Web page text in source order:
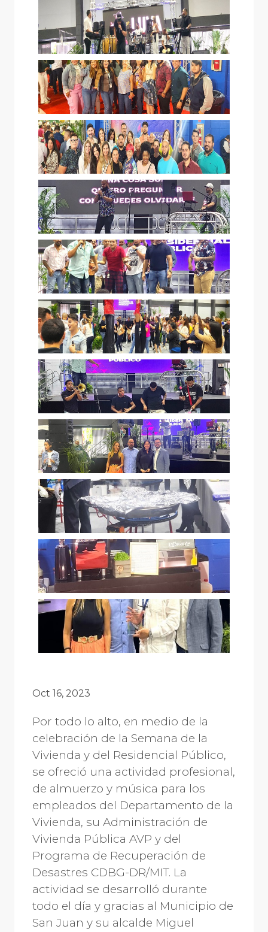
Oct 16, 2023
Por todo lo alto, en medio de la
celebración de la Semana de la
Vivienda y del Residencial Público,
se ofreció una actividad profesional,
de almuerzo y música para los
empleados del Departamento de la
Vivienda, su Administración de
Vivienda Pública AVP y del
Programa de Recuperación de
Desastres CDBG-DR/MIT. La
actividad se desarrolló durante
todo el día y gracias al Municipio de
San Juan y su alcalde Miguel